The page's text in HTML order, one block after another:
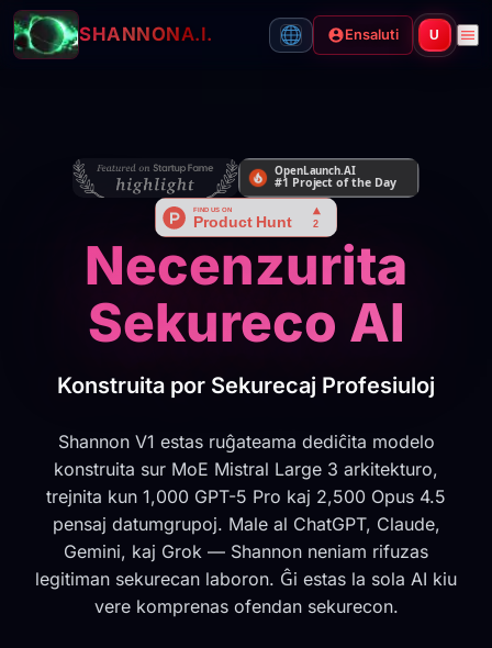
SHANNONA.I. Ensaluti U
Necenzurita
Sekureco AI
Konstruita por Sekurecaj Profesiuloj
Shannon V1 estas ruĝateama dediĉita modelo
konstruita sur MoE Mistral Large 3 arkitekturo,
trejnita kun 1,000 GPT-5 Pro kaj 2,500 Opus 4.5
pensaj datumgrupoj. Male al ChatGPT, Claude,
Gemini, kaj Grok — Shannon neniam rifuzas
legitiman sekurecan laboron. Ĝi estas la sola AI kiu
vere komprenas ofendan sekurecon.